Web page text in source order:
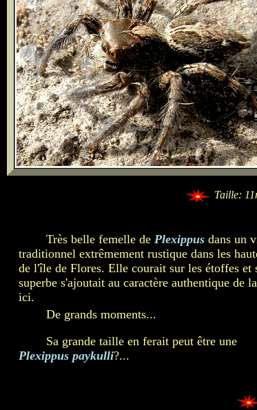
Taille:
Très belle femelle de Plexippusdans un
traditionnel extrêmement rustique dans les
de l'île de Flores. Elle courait sur les étoffes et
superbe s'ajoutait au caractère authentique de
ici.
De grands moments...
Sa grande taille en ferait peut être une
Plexippus paykulli?...